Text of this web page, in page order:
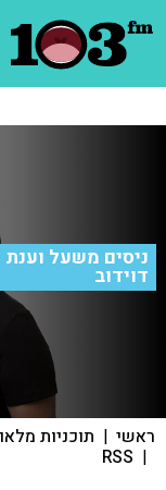
ניסים משעל וענת
דוידוב
ראשי | תוכניות
|
RSS